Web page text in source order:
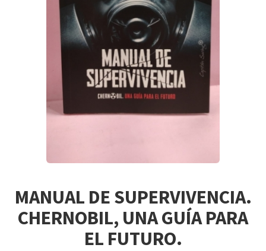
MANUAL DE SUPERVIVENCIA.
CHERNOBIL, UNA GUÍA PARA
EL FUTURO.